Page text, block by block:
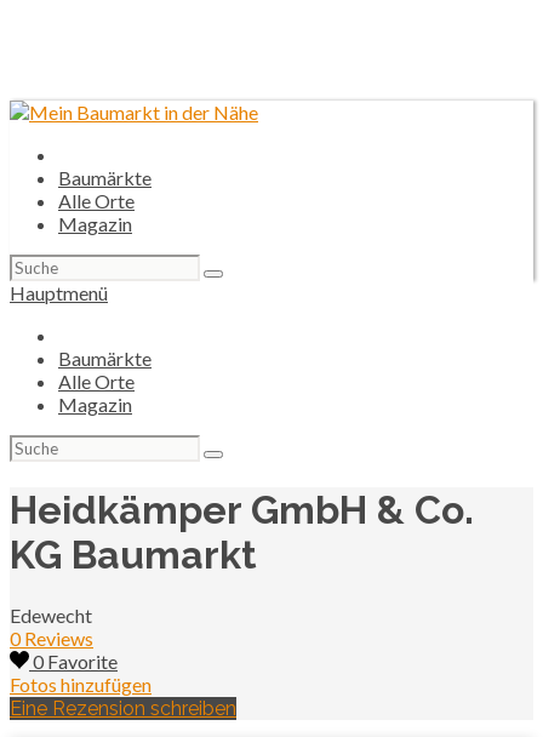
Baumärkte
Alle Orte
Magazin
Suchen
nach:
Hauptmenü
Baumärkte
Alle Orte
Magazin
Suchen
nach:
Heidkämper GmbH & Co.
KG Baumarkt
Edewecht
0 Reviews
0 Favorite
Fotos hinzufügen
Eine Rezension schreiben